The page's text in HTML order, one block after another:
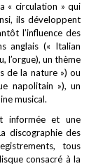
« circulation » qui
ils développent
l’influence des
anglais (« Italian
l’orgue), un thème
de la nature ») ou
napolitain »), un
musical.
informée et une
discographie des
tous
consacré à la